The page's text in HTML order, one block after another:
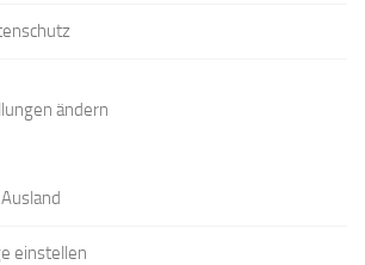
ändern
einstellen